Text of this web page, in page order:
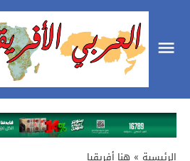
الرئيسية » هنا أفريقيا